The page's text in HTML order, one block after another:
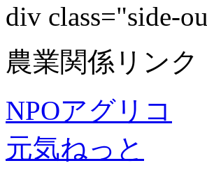
div class="side-
農業関係リンク
NPOアグリコ
元気ねっと